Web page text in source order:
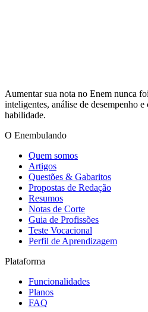
Aumentar sua nota no Enem nunca
inteligentes, análise de desempenho
habilidade.
O Enembulando
Quem somos
Artigos
Questões & Gabaritos
Propostas de Redação
Resumos
Notas de Corte
Guia de Profissões
Teste Vocacional
Perfil de Aprendizagem
Plataforma
Funcionalidades
Planos
FAQ